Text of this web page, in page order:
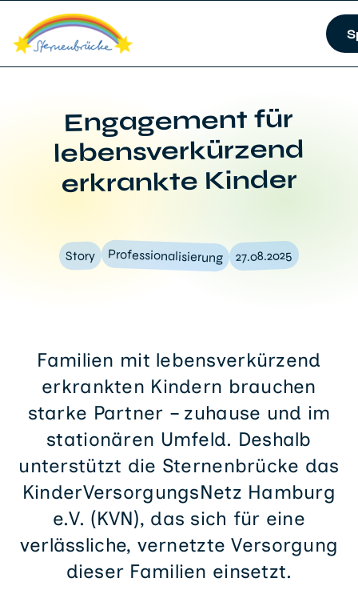
Engagement für
lebensverkürzend
erkrankte Kinder
Story Professionalisierung 27.08.2025
Familien mit lebensverkürzend
erkrankten Kindern brauchen
starke Partner – zuhause und im
stationären Umfeld. Deshalb
unterstützt die Sternenbrücke das
KinderVersorgungsNetz Hamburg
e.V. (KVN), das sich für eine
verlässliche, vernetzte Versorgung
dieser Familien einsetzt.